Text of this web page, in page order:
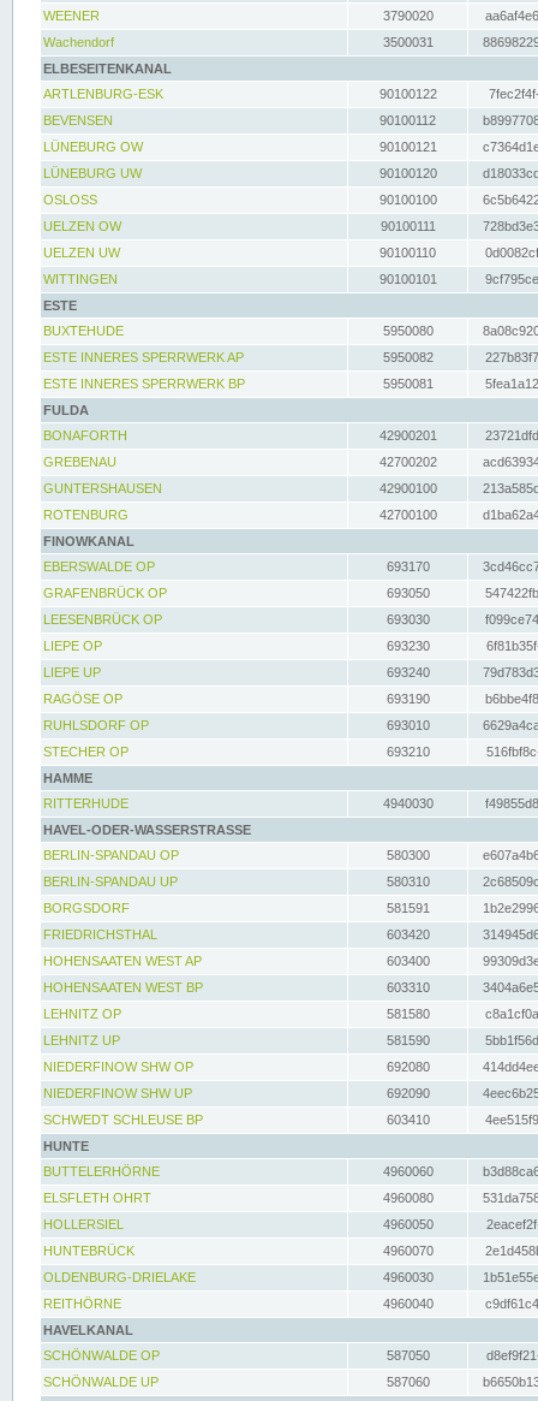
WEENER
3790020
Wachendorf
3500031
ELBESEITENKANAL
ARTLENBURG-ESK
90100122
BEVENSEN
90100112
LÜNEBURG OW
90100121
LÜNEBURG UW
90100120
OSLOSS
90100100
UELZEN OW
90100111
UELZEN UW
90100110
WITTINGEN
90100101
ESTE
BUXTEHUDE
5950080
ESTE INNERES SPERRWERK AP
5950082
ESTE INNERES SPERRWERK BP
5950081
FULDA
BONAFORTH
42900201
GREBENAU
42700202
GUNTERSHAUSEN
42900100
ROTENBURG
42700100
FINOWKANAL
EBERSWALDE OP
693170
GRAFENBRÜCK OP
693050
LEESENBRÜCK OP
693030
LIEPE OP
693230
LIEPE UP
693240
RAGÖSE OP
693190
RUHLSDORF OP
693010
STECHER OP
693210
HAMME
RITTERHUDE
4940030
HAVEL-ODER-WASSERSTRASSE
BERLIN-SPANDAU OP
580300
BERLIN-SPANDAU UP
580310
BORGSDORF
581591
FRIEDRICHSTHAL
603420
HOHENSAATEN WEST AP
603400
HOHENSAATEN WEST BP
603310
LEHNITZ OP
581580
LEHNITZ UP
581590
NIEDERFINOW SHW OP
692080
NIEDERFINOW SHW UP
692090
SCHWEDT SCHLEUSE BP
603410
HUNTE
BUTTELERHÖRNE
4960060
ELSFLETH OHRT
4960080
HOLLERSIEL
4960050
HUNTEBRÜCK
4960070
OLDENBURG-DRIELAKE
4960030
REITHÖRNE
4960040
HAVELKANAL
SCHÖNWALDE OP
587050
SCHÖNWALDE UP
587060